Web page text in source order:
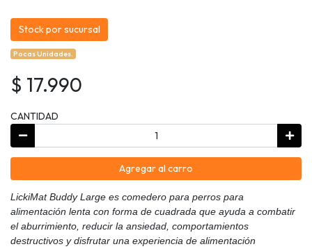
Stock por sucursal
Pocas Unidades.
$ 17.990
CANTIDAD
Agregar al carro
LickiMat Buddy Large es comedero para perros para
alimentación lenta con forma de cuadrada que ayuda a combatir
el aburrimiento, reducir la ansiedad, comportamientos
destructivos y disfrutar una experiencia de alimentación